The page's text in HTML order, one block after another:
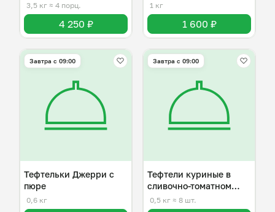
3,5 кг ≈ 4 порц.
4 250 ₽
1 кг
1 600 ₽
Завтра c 09:00
Тефтельки Джерри с
пюре
0,6 кг
Завтра c 09:00
Тефтели куриные в
сливочно-томатном
соусе
0,5 кг ≈ 8 шт.